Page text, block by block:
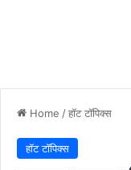
Home /हॉट टॉपिक्स
हॉट टॉपिक्स